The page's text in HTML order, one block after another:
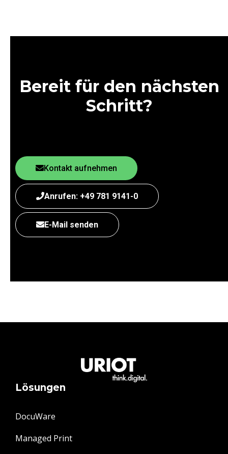
Bereit für den nächsten
Schritt?
Kontakt aufnehmen
Anrufen: +49 781 9141-0
E-Mail senden
Lösungen
DocuWare
Managed Print